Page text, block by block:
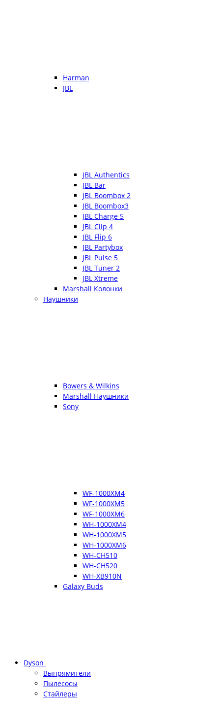
Harman
JBL
JBL Authentics
JBL Bar
JBL Boombox 2
JBL Boombox3
JBL Charge 5
JBL Clip 4
JBL Flip 6
JBL Partybox
JBL Pulse 5
JBL Tuner 2
JBL Xtreme
Marshall Колонки
Наушники
Bowers & Wilkins
Marshall Наушники
Sony
WF-1000XM4
WF-1000XM5
WF-1000XM6
WH-1000XM4
WH-1000XM5
WH-1000XM6
WH-CH510
WH-CH520
WH-XB910N
Galaxy Buds
Dyson
Выпрямители
Пылесосы
Стайлеры